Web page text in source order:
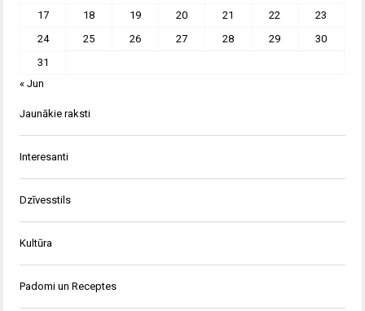
17
18 19 20 21 22
23
24
25 26 27 28 29
30
31
« Jun
Jaunākie raksti
Interesanti
Dzīvesstils
Kultūra
Padomi un Receptes